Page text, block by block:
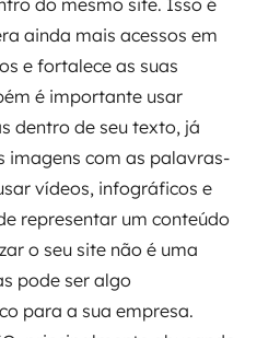
do mesmo site. Isso é
ainda mais acessos em
e fortalece as suas
é importante usar
dentro de seu texto, já
imagens com as palavras-
vídeos, infográficos e
representar um conteúdo
o seu site não é uma
pode ser algo
para a sua empresa.